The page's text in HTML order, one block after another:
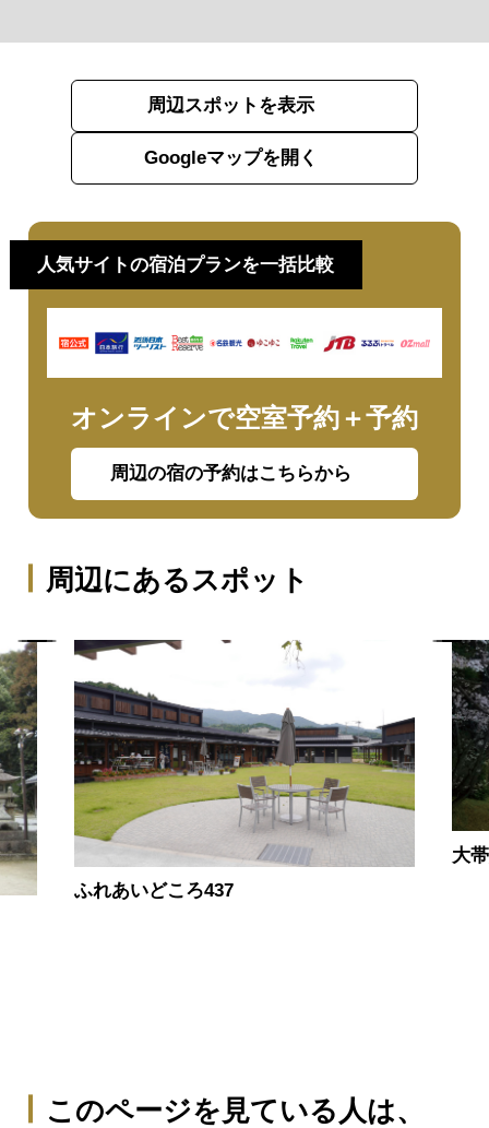
周辺スポットを表示
Googleマップを開く
人気サイトの宿泊プランを一括比較
オンラインで空室予約＋予約
周辺の宿の予約はこちらから
周辺にあるスポット
ふれあいどころ437
大
このページを見ている人は、